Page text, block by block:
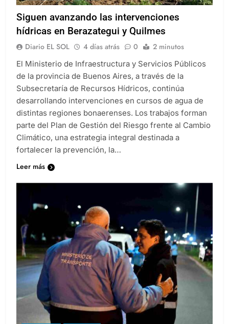
Siguen avanzando las intervenciones
hídricas en Berazategui y Quilmes
Diario EL SOL 4 días atrás 0 2 minutos
El Ministerio de Infraestructura y Servicios Públicos
de la provincia de Buenos Aires, a través de la
Subsecretaría de Recursos Hídricos, continúa
desarrollando intervenciones en cursos de agua de
distintas regiones bonaerenses. Los trabajos forman
parte del Plan de Gestión del Riesgo frente al Cambio
Climático, una estrategia integral destinada a
fortalecer la prevención, la…
Leer más